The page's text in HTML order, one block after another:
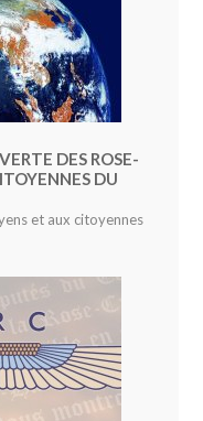
DES ROSE-
DU
et aux citoyennes